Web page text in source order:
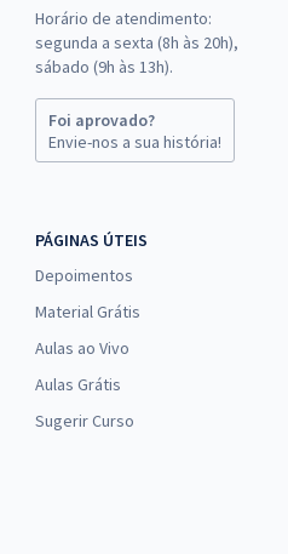
Especialidade
à vista
23,99
R$ 71,98 (-20%)
Federal da 1ª Região -
- Especialidade: Contabilidade
à vista
R$26,67
R$ 80,00 (-20%)
Horário de atendimento:
segunda a sexta (8h às 20h),
sábado (9h às 13h).
Foi aprovado?
Envie-nos a sua história!
PÁGINAS ÚTEIS
Depoimentos
Material Grátis
Aulas ao Vivo
Aulas Grátis
Sugerir Curso